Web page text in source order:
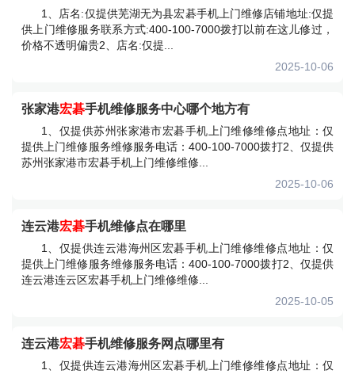
1、店名:仅提供芜湖无为县宏碁手机上门维修店铺地址:仅提
供上门维修服务联系方式:400-100-7000拨打以前在这儿修过，
价格不透明偏贵2、店名:仅提...
2025-10-06
张家港宏碁手机维修服务中心哪个地方有
1、仅提供苏州张家港市宏碁手机上门维修维修点地址：仅
提供上门维修服务维修服务电话：400-100-7000拨打2、仅提供
苏州张家港市宏碁手机上门维修维修...
2025-10-06
连云港宏碁手机维修点在哪里
1、仅提供连云港海州区宏碁手机上门维修维修点地址：仅
提供上门维修服务维修服务电话：400-100-7000拨打2、仅提供
连云港连云区宏碁手机上门维修维修...
2025-10-05
连云港宏碁手机维修服务网点哪里有
1、仅提供连云港海州区宏碁手机上门维修维修点地址：仅